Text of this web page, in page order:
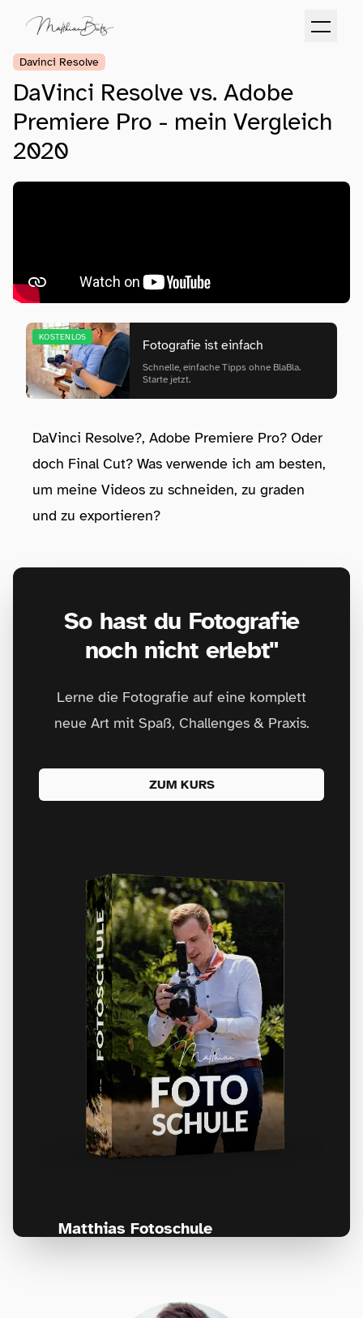
Davinci Resolve
DaVinci Resolve vs. Adobe
Premiere Pro - mein Vergleich
2020
KOSTENLOS
Fotografie ist einfach
Schnelle, einfache Tipps ohne BlaBla.
Starte jetzt.
DaVinci Resolve?, Adobe Premiere Pro? Oder
doch Final Cut? Was verwende ich am besten,
um meine Videos zu schneiden, zu graden
und zu exportieren?
So hast du Fotografie
noch nicht erlebt"
Lerne die Fotografie auf eine komplett
neue Art mit Spaß, Challenges & Praxis.
ZUM KURS
Matthias Fotoschule